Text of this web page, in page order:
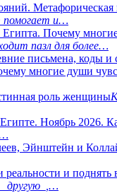
Метафорическая
помогает и…
Египта. Почему
пазл для более…
письмена, коды и
многие души
роль женщины
Ноябрь 2026.
Эйнштейн и
реальности и
_другую_,…